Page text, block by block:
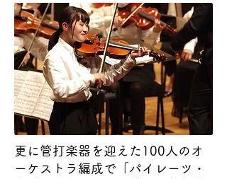
更に管打楽器を迎えた100人のオ
ーケストラ編成で「パイレーツ・